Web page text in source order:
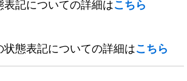
記についての詳細はこちら
態表記についての詳細はこちら